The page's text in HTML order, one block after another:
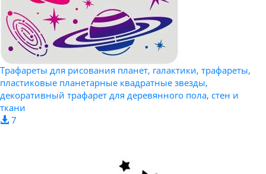
Трафареты для рисования планет, галактики, трафареты,
пластиковые планетарные квадратные звезды,
декоративный трафарет для деревянного пола, стен и
ткани
7